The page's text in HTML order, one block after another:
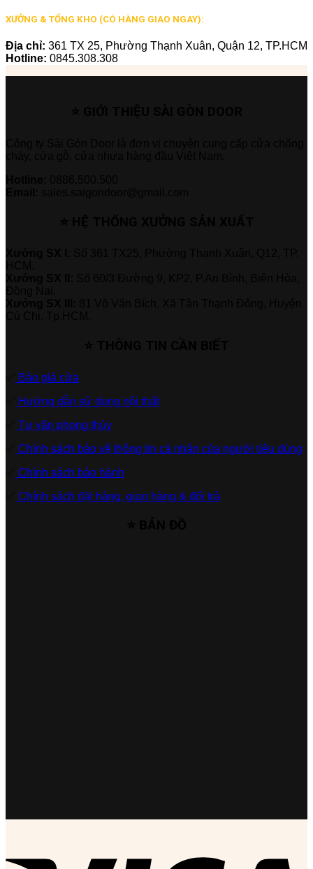
XƯỞNG & TỔNG KHO (CÓ HÀNG GIAO NGAY):
Địa chỉ: 361 TX 25, Phường Thạnh Xuân, Quận 12, TP.HCM
Hotline: 0845.308.308
Báo giá cửa
Hướng dẫn sử dụng nội thất
Tư vấn phong thủy
Chính sách bảo vệ thông tin cá nhân của người tiêu dùng
Chính sách bảo hành
Chính sách đặt hàng, giao hàng & đổi trả